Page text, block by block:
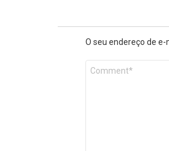
O seu endereço de